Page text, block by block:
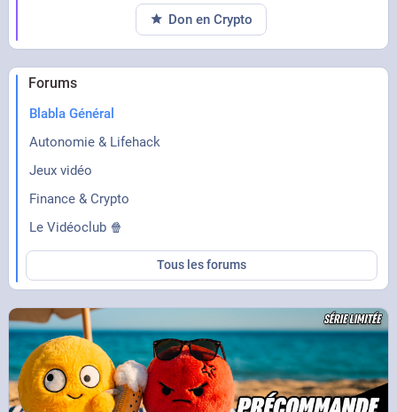
Forums
Blabla Général
Autonomie & Lifehack
Jeux vidéo
Finance & Crypto
Le Vidéoclub 🍿
Tous les forums
Don en Crypto